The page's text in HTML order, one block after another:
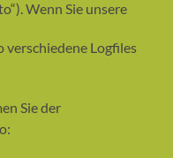
Wenn Sie unsere
verschiedene Logfiles
Sie der